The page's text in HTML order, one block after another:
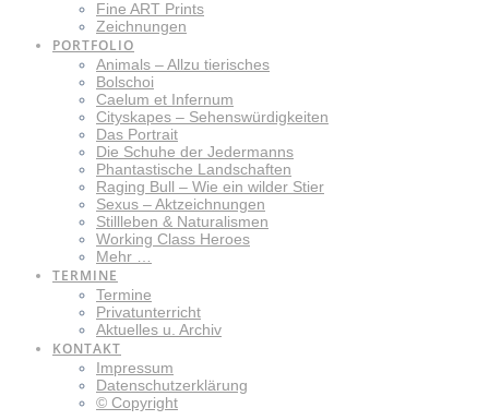
Fine ART Prints
Zeichnungen
PORTFOLIO
Animals – Allzu tierisches
Bolschoi
Caelum et Infernum
Cityskapes – Sehenswürdigkeiten
Das Portrait
Die Schuhe der Jedermanns
Phantastische Landschaften
Raging Bull – Wie ein wilder Stier
Sexus – Aktzeichnungen
Stillleben & Naturalismen
Working Class Heroes
Mehr …
TERMINE
Termine
Privatunterricht
Aktuelles u. Archiv
KONTAKT
Impressum
Datenschutzerklärung
© Copyright